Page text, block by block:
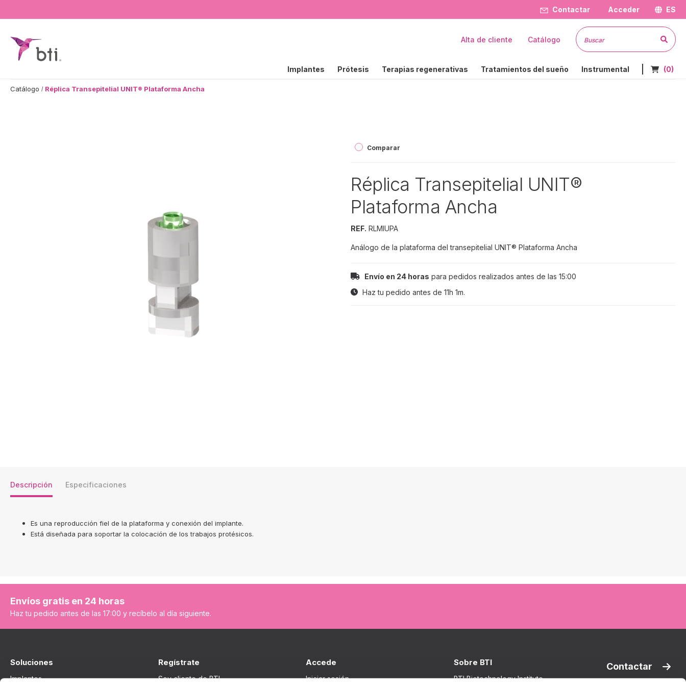
Contactar Acceder ES
BTI - Human Tecnology
Implantes Prótesis Terapias regenerativas Tratamientos del sueño Instrumental Nº de
(0)
Alta de cliente Catálogo
Catálogo Réplica Transepitelial UNIT® Plataforma Ancha
Comparar
Réplica Transepitelial UNIT®
Plataforma Ancha
REF. RLMIUPA
Análogo de la plataforma del transepitelial UNIT® Plataforma Ancha
Envío en 24 horas para pedidos realizados antes de las 15:00
Haz tu pedido antes de 11h 1m.
Descripción Especificaciones
Es una reproducción fiel de la plataforma y conexión del implante.
Está diseñada para soportar la colocación de los trabajos protésicos.
Envíos gratis en 24 horas
Haz tu pedido antes de las 17:00 y recíbelo al día siguiente.
Soluciones
Implantes
Regístrate
Soy cliente de BTI
Accede
Iniciar sesión
Sobre BTI
BTI Biotechnology Institute
Contactar